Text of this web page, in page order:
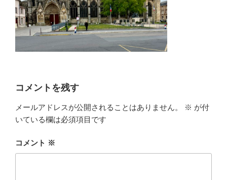
コメントを残す
メールアドレスが公開されることはありません。 ※ が付
いている欄は必須項目です
コメント ※